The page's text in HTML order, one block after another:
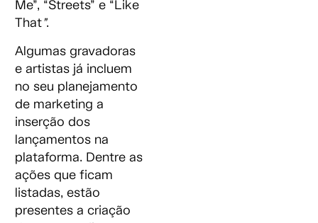
Me”, “Streets” e “Like
That”.
Algumas gravadoras
e artistas já incluem
no seu planejamento
de marketing a
inserção dos
lançamentos na
plataforma. Dentre as
ações que ficam
listadas, estão
presentes a criação